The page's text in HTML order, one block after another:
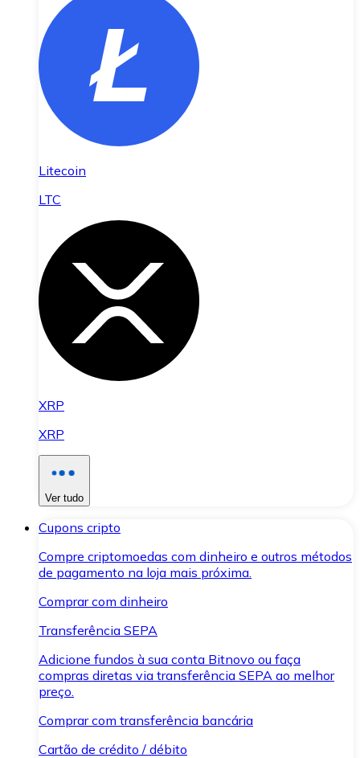
Litecoin
LTC
XRP
XRP
Ver tudo
Cupons cripto
Compre criptomoedas com dinheiro e outros métodos
de pagamento na loja mais próxima.
Comprar com dinheiro
Transferência SEPA
Adicione fundos à sua conta Bitnovo ou faça
compras diretas via transferência SEPA ao melhor
preço.
Comprar com transferência bancária
Cartão de crédito / débito